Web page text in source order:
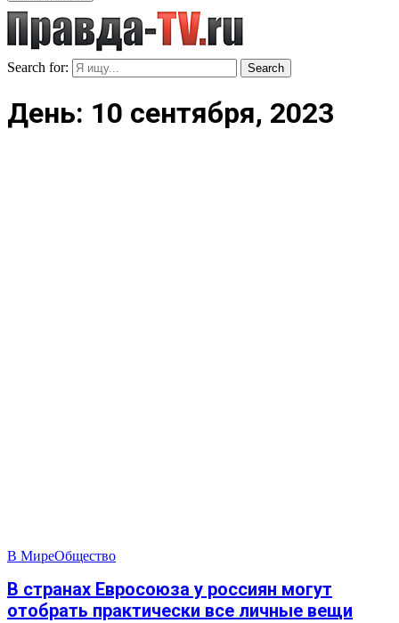
Search for: Search
День: 10 сентября, 2023
В МиреОбщество
В странах Евросоюза у россиян могут
отобрать практически все личные вещи